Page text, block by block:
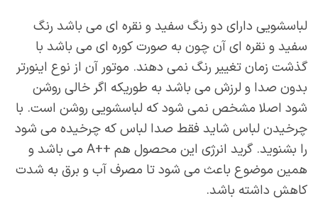
لباسشویی دارای دو رنگ سفید و نقره ای می باشد رنگ
سفید و نقره ای آن چون به صورت کوره ای می باشد با
گذشت زمان تغییر رنگ نمی دهند. موتور آن از نوع اینورتر
بدون صدا و لرزش می باشد به طوریکه اگر خالی روشن
شود اصلا مشخص نمی شود که لباسشویی روشن است. با
چرخیدن لباس شاید فقط صدا لباس که چرخیده می شود
را بشنوید. گرید انرژی این محصول هم ++A می باشد و
همین موضوع باعث می شود تا مصرف آب و برق به شدت
کاهش داشته باشد.